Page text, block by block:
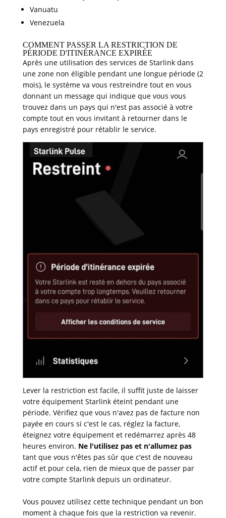
Vanuatu
Venezuela
COMMENT PASSER LA RESTRICTION DE
PÉRIODE D'ITINÉRANCE EXPIRÉE
Après une utilisation des services de Starlink dans
une zone non éligible pendant une longue période (2
mois), le système va vous restreindre tout en vous
donnant un message qui indique que vous vous
trouvez dans un pays qui n'est pas associé à votre
compte tout en vous invitant à retourner dans le
pays enregistré pour rétablir le service.
Lever la restriction est facile, il suffit juste de laisser
votre équipement Starlink éteint pendant une
période. Vérifiez que vous n'avez pas de facture non
payée en cours si c'est le cas, réglez la facture,
éteignez votre équipement et redémarrez après 48
heures environ. Ne l'utilisez pas et n'allumez pas
tant que vous n'êtes pas sûr que c'est de nouveau
actif et pour cela, rien de mieux que de passer par
votre compte Starlink depuis un ordinateur.
Vous pouvez utilisez cette technique pendant un bon
moment à chaque fois que la restriction va revenir.